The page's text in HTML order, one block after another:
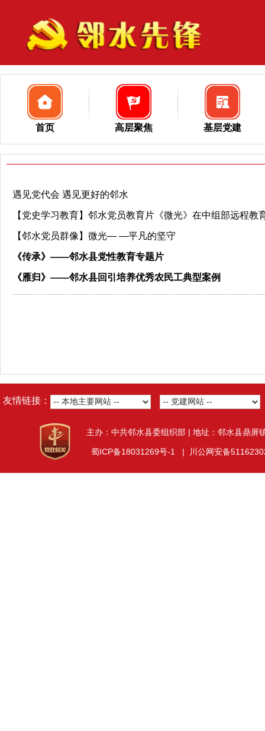
首页 高层聚焦 基层党建
遇见党代会 遇见更好的邻水
【党史学习教育】邻水党员教育片《微光》在中组部远程教
【邻水党员群像】微光— —平凡的坚守
《传承》——邻水县党性教育专题片
《雁归》——邻水县回引培养优秀农民工典型案例
友情链接：
主办：中共邻水县委组织部 | 地址：邻水县鼎屏
蜀ICP备18031269号-1 | 川公网安备